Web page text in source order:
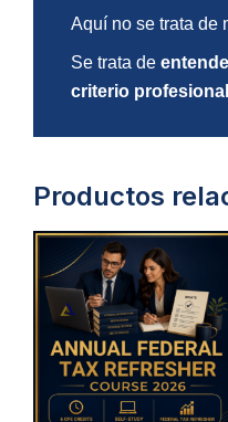
Aquí no se trata de
Se trata de
criterio
Productos